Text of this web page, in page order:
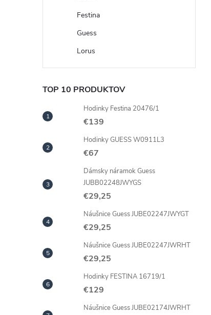
Festina
Guess
Lorus
TOP 10 PRODUKTOV
Hodinky Festina 20476/1
€139
Hodinky GUESS W0911L3
€67
Dámsky náramok Guess
JUBB02248JWYGS
€29,25
Náušnice Guess JUBE02247JWYGT
€29,25
Náušnice Guess JUBE02247JWRHT
€29,25
Hodinky FESTINA 16719/1
€129
Náušnice Guess JUBE02174JWRHT